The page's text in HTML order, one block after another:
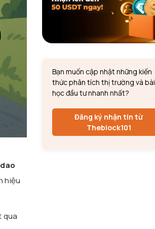
hiệu
qua
Bạn muốn cập nhật những kiến
thức phân tích thị trường và bài
học đầu tư nhanh nhất?
Đăng ký nhận tin từ
Theblock101